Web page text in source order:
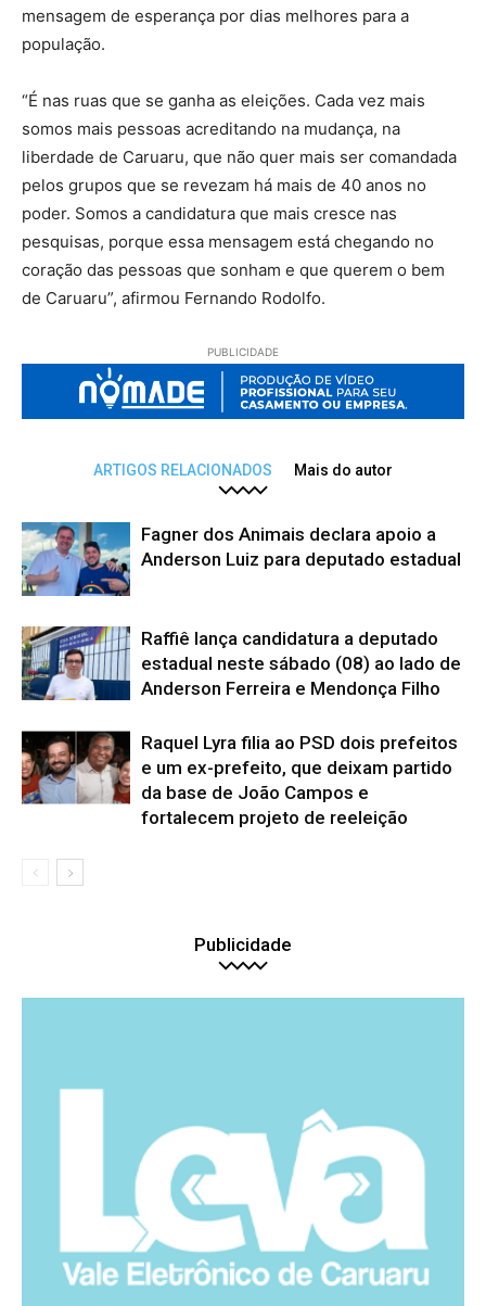
mensagem de esperança por dias melhores para a
população.
“É nas ruas que se ganha as eleições. Cada vez mais
somos mais pessoas acreditando na mudança, na
liberdade de Caruaru, que não quer mais ser comandada
pelos grupos que se revezam há mais de 40 anos no
poder. Somos a candidatura que mais cresce nas
pesquisas, porque essa mensagem está chegando no
coração das pessoas que sonham e que querem o bem
de Caruaru”, afirmou Fernando Rodolfo.
PUBLICIDADE
ARTIGOS RELACIONADOS Mais do autor
Fagner dos Animais declara apoio a
Anderson Luiz para deputado estadual
Raffiê lança candidatura a deputado
estadual neste sábado (08) ao lado de
Anderson Ferreira e Mendonça Filho
Raquel Lyra filia ao PSD dois prefeitos
e um ex-prefeito, que deixam partido
da base de João Campos e
fortalecem projeto de reeleição
Publicidade